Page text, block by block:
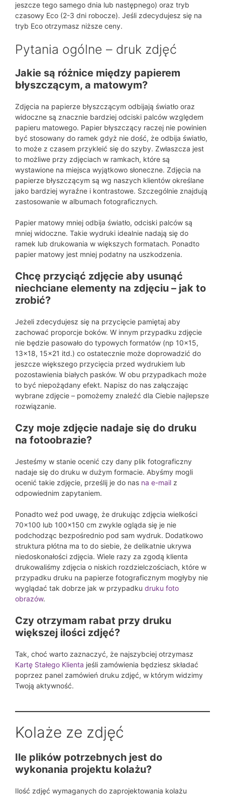
jeszcze tego samego dnia lub następnego) oraz tryb
czasowy Eco (2-3 dni robocze). Jeśli zdecydujesz się na
tryb Eco otrzymasz niższe ceny.
Pytania ogólne – druk zdjęć
Jakie są różnice między papierem
błyszczącym, a matowym?
Zdjęcia na papierze błyszczącym odbijają światło oraz
widoczne są znacznie bardziej odciski palców względem
papieru matowego. Papier błyszczący raczej nie powinien
być stosowany do ramek gdyż nie dość, że odbija światło,
to może z czasem przykleić się do szyby. Zwłaszcza jest
to możliwe przy zdjęciach w ramkach, które są
wystawione na miejsca wyjątkowo słoneczne. Zdjęcia na
papierze błyszczącym są wg naszych klientów określane
jako bardziej wyraźne i kontrastowe. Szczególnie znajdują
zastosowanie w albumach fotograficznych.
Papier matowy mniej odbija światło, odciski palców są
mniej widoczne. Takie wydruki idealnie nadają się do
ramek lub drukowania w większych formatach. Ponadto
papier matowy jest mniej podatny na uszkodzenia.
Chcę przyciąć zdjęcie aby usunąć
niechciane elementy na zdjęciu – jak to
zrobić?
Jeżeli zdecydujesz się na przycięcie pamiętaj aby
zachować proporcje boków. W innym przypadku zdjęcie
nie będzie pasowało do typowych formatów (np 10×15,
13×18, 15×21 itd.) co ostatecznie może doprowadzić do
jeszcze większego przycięcia przed wydrukiem lub
pozostawienia białych pasków. W obu przypadkach może
to być niepożądany efekt. Napisz do nas załączając
wybrane zdjęcie – pomożemy znaleźć dla Ciebie najlepsze
rozwiązanie.
Czy moje zdjęcie nadaje się do druku
na fotoobrazie?
Jesteśmy w stanie ocenić czy dany plik fotograficzny
nadaje się do druku w dużym formacie. Abyśmy mogli
ocenić takie zdjęcie, prześlij je do nas na e-mail z
odpowiednim zapytaniem.
Ponadto weź pod uwagę, że drukując zdjęcia wielkości
70×100 lub 100×150 cm zwykle ogląda się je nie
podchodząc bezpośrednio pod sam wydruk. Dodatkowo
struktura płótna ma to do siebie, że delikatnie ukrywa
niedoskonałości zdjęcia. Wiele razy za zgodą klienta
drukowaliśmy zdjęcia o niskich rozdzielczościach, które w
przypadku druku na papierze fotograficznym mogłyby nie
wyglądać tak dobrze jak w przypadku druku foto
obrazów.
Czy otrzymam rabat przy druku
większej ilości zdjęć?
Tak, choć warto zaznaczyć, że najszybciej otrzymasz
Kartę Stałego Klienta jeśli zamówienia będziesz składać
poprzez panel zamówień druku zdjęć, w którym widzimy
Twoją aktywność.
Kolaże ze zdjęć
Ile plików potrzebnych jest do
wykonania projektu kolażu?
Ilość zdjęć wymaganych do zaprojektowania kolażu